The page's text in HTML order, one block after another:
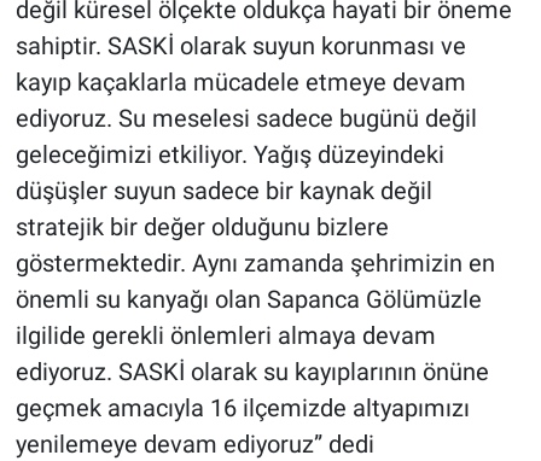
değil küresel ölçekte oldukça hayati bir öneme
sahiptir. SASKİ olarak suyun korunması ve
kayıp kaçaklarla mücadele etmeye devam
ediyoruz. Su meselesi sadece bugünü değil
geleceğimizi etkiliyor. Yağış düzeyindeki
düşüşler suyun sadece bir kaynak değil
stratejik bir değer olduğunu bizlere
göstermektedir. Aynı zamanda şehrimizin en
önemli su kanyağı olan Sapanca Gölümüzle
ilgilide gerekli önlemleri almaya devam
ediyoruz. SASKİ olarak su kayıplarının önüne
geçmek amacıyla 16 ilçemizde altyapımızı
yenilemeye devam ediyoruz” dedi